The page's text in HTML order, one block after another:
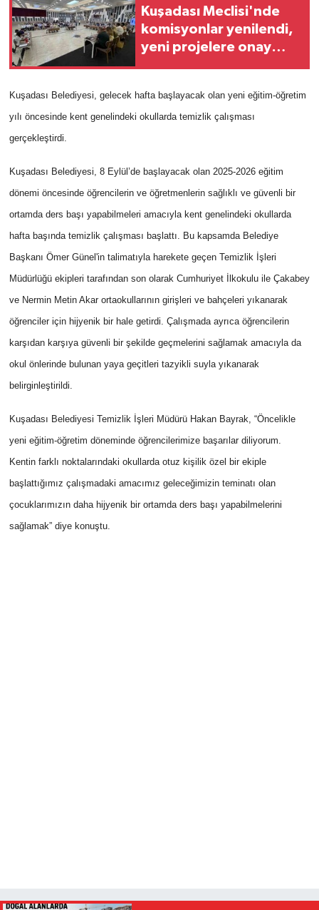
Kuşadası Meclisi'nde
komisyonlar yenilendi,
yeni projelere onay
Kuşadası Belediyesi, gelecek hafta başlayacak olan yeni eğitim-öğretim
yılı öncesinde kent genelindeki okullarda temizlik çalışması
gerçekleştirdi.
Kuşadası Belediyesi, 8 Eylül’de başlayacak olan 2025-2026 eğitim
dönemi öncesinde öğrencilerin ve öğretmenlerin sağlıklı ve güvenli bir
ortamda ders başı yapabilmeleri amacıyla kent genelindeki okullarda
hafta başında temizlik çalışması başlattı. Bu kapsamda Belediye
Başkanı Ömer Günel'in talimatıyla harekete geçen Temizlik İşleri
Müdürlüğü ekipleri tarafından son olarak Cumhuriyet İlkokulu ile Çakabey
ve Nermin Metin Akar ortaokullarının girişleri ve bahçeleri yıkanarak
öğrenciler için hijyenik bir hale getirdi. Çalışmada ayrıca öğrencilerin
karşıdan karşıya güvenli bir şekilde geçmelerini sağlamak amacıyla da
okul önlerinde bulunan yaya geçitleri tazyikli suyla yıkanarak
belirginleştirildi.
Kuşadası Belediyesi Temizlik İşleri Müdürü Hakan Bayrak, “Öncelikle
yeni eğitim-öğretim döneminde öğrencilerimize başarılar diliyorum.
Kentin farklı noktalarındaki okullarda otuz kişilik özel bir ekiple
başlattığımız çalışmadaki amacımız geleceğimizin teminatı olan
çocuklarımızın daha hijyenik bir ortamda ders başı yapabilmelerini
sağlamak” diye konuştu.